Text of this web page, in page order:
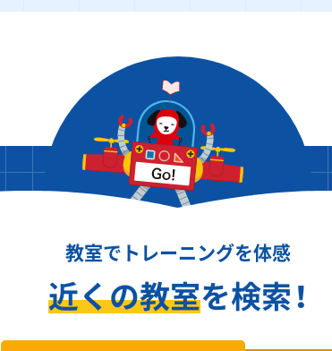
教室でトレーニングを体感
近くの教室を検索！